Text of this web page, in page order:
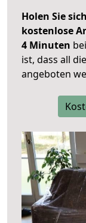
Holen Sie
kostenlose
4 Minuten
ist, dass all
angeboten